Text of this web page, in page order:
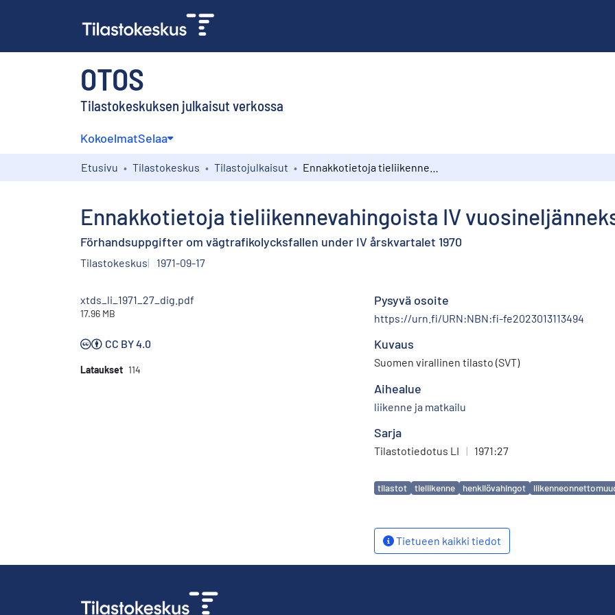
OTOS
Tilastokeskuksen julkaisut verkossa
KokoelmatSelaa
Etusivu Tilastokeskus Tilastojulkaisut
Ennakkotietoja tieliikennevahingoista IV
Förhandsuppgifter om vägtrafikolycksfallen under IV årskvartalet 1970
Tilastokeskus 1971-09-17
xtds_li_1971_27_dig.pdf
17.96 MB
CC BY 4.0
Lataukset 114
Pysyvä osoite
https://urn.fi/URN:NBN:fi-fe2023013113494
Kuvaus
Suomen virallinen tilasto (SVT)
Aihealue
liikenne ja matkailu
Sarja
Tilastotiedotus LI | 1971:27
Avainsanat
tilastot tieliikenne henkilövahingot
Tietueen kaikki tiedot